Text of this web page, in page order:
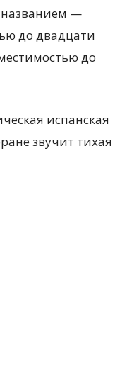
названием —
до двадцати
до
испанская
звучит тихая